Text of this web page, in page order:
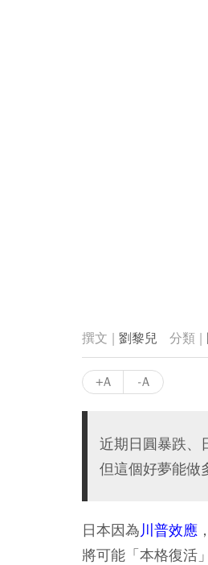
劉黎兒
+A -A
近期日圓暴跌、
但這個好夢能做
日本因為川普效應
將可能「本格復活